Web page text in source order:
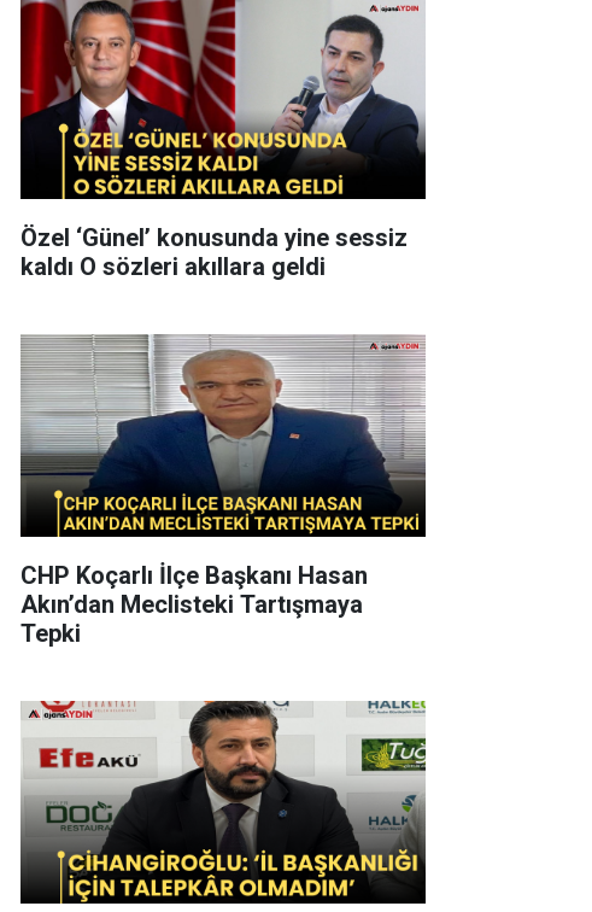
Özel ‘Günel’ konusunda yine sessiz
kaldı O sözleri akıllara geldi
CHP Koçarlı İlçe Başkanı Hasan
Akın’dan Meclisteki Tartışmaya
Tepki